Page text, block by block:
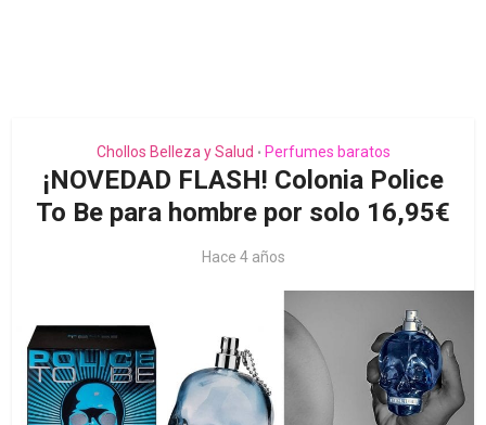
Chollos Belleza y Salud • Perfumes baratos
¡NOVEDAD FLASH! Colonia Police
To Be para hombre por solo 16,95€
Hace 4 años